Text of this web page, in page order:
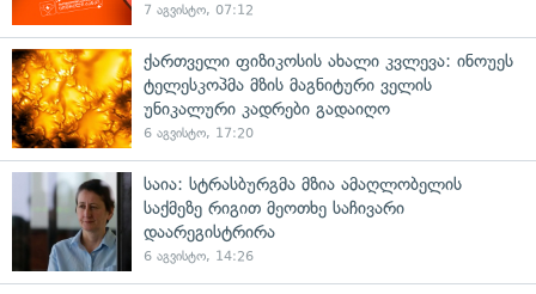
7 აგვისტო, 07:12
ქართველი ფიზიკოსის ახალი კვლევა: ინოუეს
ტელესკოპმა მზის მაგნიტური ველის
უნიკალური კადრები გადაიღო
6 აგვისტო, 17:20
საია: სტრასბურგმა მზია ამაღლობელის
საქმეზე რიგით მეოთხე საჩივარი
დაარეგისტრირა
6 აგვისტო, 14:26